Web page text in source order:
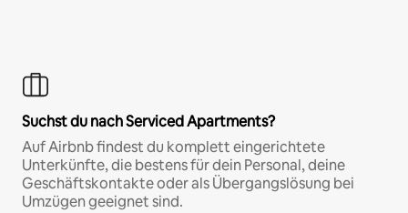
Suchst du nach Serviced Apartments?
Auf Airbnb findest du komplett eingerichtete
Unterkünfte, die bestens für dein Personal, deine
Geschäftskontakte oder als Übergangslösung bei
Umzügen geeignet sind.